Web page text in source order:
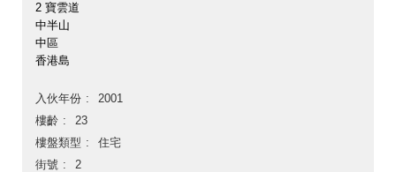
2 寶雲道
中半山
中區
香港島
入伙年份
2001
樓齡
23
樓盤類型
住宅
街號
2